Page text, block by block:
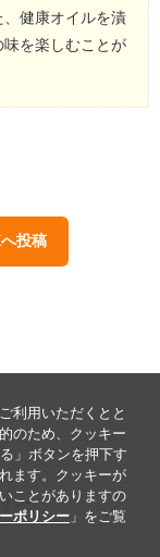
健康オイルを漬
を楽しむことが
投稿
シー
利用いただくとと
のため、クッキー
」ボタンを押下す
ます。クッキーが
ことがありますの
ポリシー」をご覧